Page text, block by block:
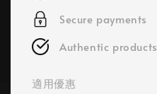
Secure payments
Authentic products
適用優惠